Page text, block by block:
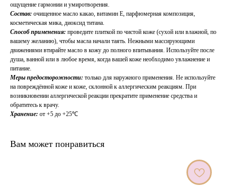
ощущение гармонии и умиротворения.
Состав: очищенное масло какао, витамин Е, парфюмерная композиция,
косметическая мика, диоксид титана.
Способ применения: проведите плиткой по чистой коже (сухой или влажной, по
вашему желанию), чтобы масла начали таять. Нежными массирующими
движениями втирайте масло в кожу до полного впитывания. Используйте после
душа, ванной или в любое время, когда вашей коже необходимо увлажнение и
питание.
Меры предосторожности: только для наружного применения. Не используйте
на повреждённой коже и коже, склонной к аллергическим реакциям. При
возникновении аллергической реакции прекратите применение средства и
обратитесь к врачу.
Хранение: от +5 до +25℃
Вам может понравиться